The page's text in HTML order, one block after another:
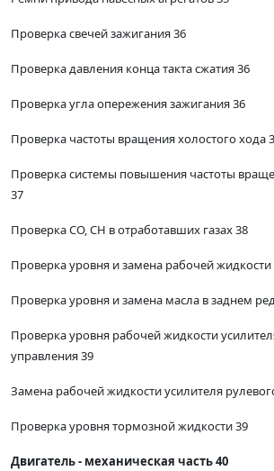
Проверка свечей зажигания 36
Проверка давления конца такта сжатия 36
Проверка угла опережения зажигания 36
Проверка частоты вращения холостого хода
Проверка системы повышения частоты
37
Проверка СО, СН в отработавших газах 38
Проверка уровня и замена рабочей
Проверка уровня и замена масла в заднем
Проверка уровня рабочей жидкости
управления 39
Замена рабочей жидкости усилителя
Проверка уровня тормозной жидкости 39
Двигатель - механическая часть 40